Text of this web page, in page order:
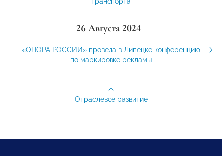
транспорта
26 Августа 2024
«ОПОРА РОССИИ» провела в Липецке конференцию
по маркировке рекламы
Отраслевое развитие